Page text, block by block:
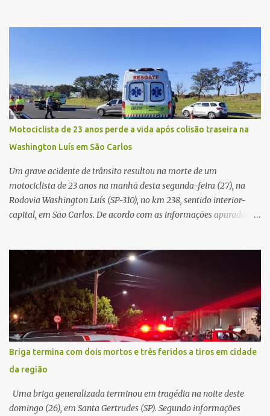
o Sistema Único de Saúde (SUS). Nos últimos anos, o Governo
Federal tem ampliado investimentos destinados ao fortalecimento
da atenção básica, da infraestrutura hospitalar e da
regionalização dos serviços de saúde. Entretanto, em um cenário
de demandas crescentes e recursos necessariamente limitados, a
principal missão da gestão pública não é apenas investir mais,
mas decidir melhor onde investir para produzir o maior benefício
possível à população. Essa reflexão encontra respaldo tanto na
teoria da admini...
Motociclista de 23 anos perde a vida após colisão traseira na
Washington Luís em São Carlos
Um grave acidente de trânsito resultou na morte de um
motociclista de 23 anos na manhã desta segunda-feira (27), na
Rodovia Washington Luís (SP-310), no km 238, sentido interior-
capital, em São Carlos. De acordo com as informações apuradas no
veículo, o trânsito estava lento e congestionado devido a obras
realizadas na rodovia, momento em que ocorreu o impacto. Com
a violência da colisão, o motociclista foi arremessado ao solo.
Testemunhas relataram que o capacete teria se desprendido
durante o acidente. O jovem sofreu ferimentos gravíssimos e
morreu ainda no local. Equipes de resgate e de atendimento da
concessionária responsável pela rodovia foram acionadas e
realizaram a sinalização da via, além de prestarem socorro à
vítima. No entanto, o óbito foi constatado ainda no local do
acidente. A Polícia Militar Rodoviária compareceu para o registro
da ocorrência...
Briga termina com dois mortos e três feridos a tiros em cidade
da região
Uma briga generalizada terminou em tragédia na noite deste
domingo (26), em Santa Gertrudes (SP). Segundo informações